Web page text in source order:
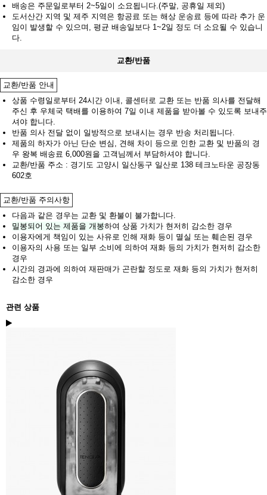
배송은 주문일로부터 2~5일이 소요됩니다.(주말, 공휴일 제외)
도서산간 지역 및 제주 지역은 항공료 또는 해상 운송료 등에 따라 추가 운
임이 발생할 수 있으며, 평균 배송일보다 1~2일 정도 더 소요될 수 있습니
다.
교환/반품
교환/반품 안내
상품 수령일로부터 24시간 이내, 콜센터로 교환 또는 반품 의사를 전달해
주신 후 우체국 택배를 이용하여 7일 이내 제품을 받아볼 수 있도록 보내주
셔야 합니다.
반품 의사 전달 없이 일방적으로 보내시는 경우 반송 처리됩니다.
제품의 하자가 아닌 단순 변심, 견해 차이 등으로 인한 교환 및 반품의 경
우 왕복 배송료 6,000원을 고객님께서 부담하셔야 합니다.
교환/반품 주소 : 경기도 고양시 일산동구 일산로 138 테크노타운 공장동
602호
교환/반품 주의사항
다음과 같은 경우는 교환 및 환불이 불가합니다.
밀봉되어 있는 제품을 개봉하여 상품 가치가 현저히 감소한 경우
이용자에게 책임이 있는 사유로 인해 재화 등이 멸실 또는 훼손된 경우
이용자의 사용 또는 일부 소비에 의하여 재화 등의 가치가 현저히 감소한
경우
시간의 경과에 의하여 재판매가 곤란할 정도로 재화 등의 가치가 현저히
감소한 경우
관련 상품